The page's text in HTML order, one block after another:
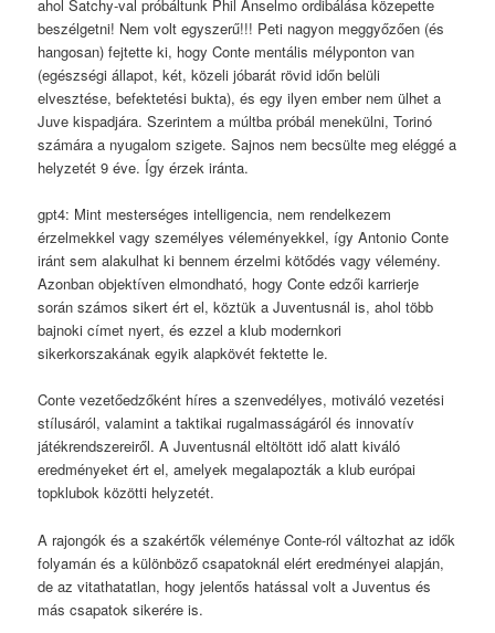
ahol Satchy-val próbáltunk Phil Anselmo ordibálása közepette
beszélgetni! Nem volt egyszerű!!! Peti nagyon meggyőzően (és
hangosan) fejtette ki, hogy Conte mentális mélyponton van
(egészségi állapot, két, közeli jóbarát rövid időn belüli
elvesztése, befektetési bukta), és egy ilyen ember nem ülhet a
Juve kispadjára. Szerintem a múltba próbál menekülni, Torinó
számára a nyugalom szigete. Sajnos nem becsülte meg eléggé a
helyzetét 9 éve. Így érzek iránta.
gpt4: Mint mesterséges intelligencia, nem rendelkezem
érzelmekkel vagy személyes véleményekkel, így Antonio Conte
iránt sem alakulhat ki bennem érzelmi kötődés vagy vélemény.
Azonban objektíven elmondható, hogy Conte edzői karrierje
során számos sikert ért el, köztük a Juventusnál is, ahol több
bajnoki címet nyert, és ezzel a klub modernkori
sikerkorszakának egyik alapkövét fektette le.
Conte vezetőedzőként híres a szenvedélyes, motiváló vezetési
stílusáról, valamint a taktikai rugalmasságáról és innovatív
játékrendszereiről. A Juventusnál eltöltött idő alatt kiváló
eredményeket ért el, amelyek megalapozták a klub európai
topklubok közötti helyzetét.
A rajongók és a szakértők véleménye Conte-ról változhat az idők
folyamán és a különböző csapatoknál elért eredményei alapján,
de az vitathatatlan, hogy jelentős hatással volt a Juventus és
más csapatok sikerére is.